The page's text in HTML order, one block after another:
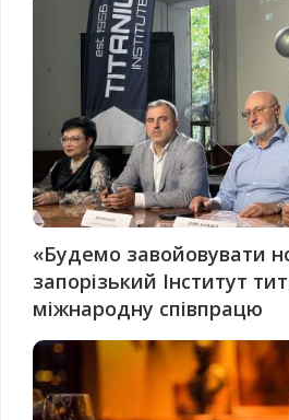
«Будемо завойовувати
запорізький Інститут
міжнародну співпрацю